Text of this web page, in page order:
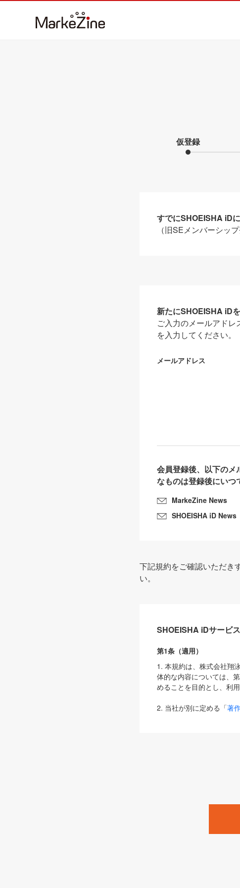
仮登録
すでにSHOEISHA iD
（旧SEメンバーシッ
新たにSHOEISHA iD
ご入力のメールアド
を入力してください。
メールアドレス
会員登録後、以下のメ
なものは登録後にいつ
MarkeZine News
SHOEISHA iD News
下記規約をご確認いただき
い。
SHOEISHA iDサービ
第1条（適用）
1. 本規約は、株式会社翔
体的な内容については、
めることを目的とし、利
2. 当社が別に定める「著
は、本規約の規定が優先
1. 「本サービス」とは
みます）及びこれらサー
「SEBook」「SEShop